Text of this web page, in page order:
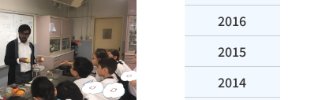
2016
2015
2014